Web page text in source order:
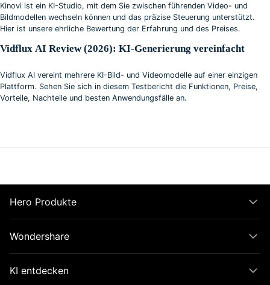
Kinovi ist ein KI-Studio, mit dem Sie zwischen führenden Video- und
Bildmodellen wechseln können und das präzise Steuerung unterstützt.
Hier ist unsere ehrliche Bewertung der Erfahrung und des Preises.
Vidflux AI Review (2026): KI-Generierung vereinfacht
Vidflux AI vereint mehrere KI-Bild- und Videomodelle auf einer einzigen
Plattform. Sehen Sie sich in diesem Testbericht die Funktionen, Preise,
Vorteile, Nachteile und besten Anwendungsfälle an.
Hero Produkte
Wondershare
KI entdecken